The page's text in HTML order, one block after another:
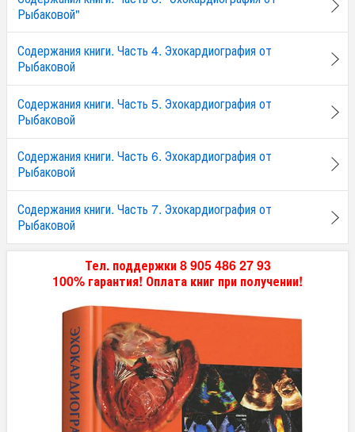
Рыбаковой"
Содержания книги. Часть 4. Эхокардиография от
Рыбаковой
Содержания книги. Часть 5. Эхокардиография от
Рыбаковой
Содержания книги. Часть 6. Эхокардиография от
Рыбаковой
Содержания книги. Часть 7. Эхокардиография от
Рыбаковой
Тел. поддержки 8 905 486 27 93
100% гарантия! Оплата книг при получении!